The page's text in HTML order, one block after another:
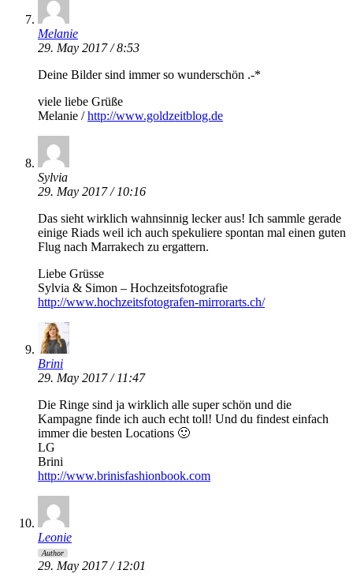
Melanie
29. May 2017 / 8:53
Deine Bilder sind immer so wunderschön .-*
viele liebe Grüße
Melanie /http://www.goldzeitblog.de
Sylvia
29. May 2017 / 10:16
Das sieht wirklich wahnsinnig lecker aus! Ich sammle gerade
einige Riads weil ich auch spekuliere spontan mal einen guten
Flug nach Marrakech zu ergattern.
Liebe Grüsse
Sylvia & Simon – Hochzeitsfotografie
http://www.hochzeitsfotografen-mirrorarts.ch/
Brini
29. May 2017 / 11:47
Die Ringe sind ja wirklich alle super schön und die
Kampagne finde ich auch echt toll! Und du findest einfach
immer die besten Locations 🙂
LG
Brini
http://www.brinisfashionbook.com
Leonie
Author
29. May 2017 / 12:01